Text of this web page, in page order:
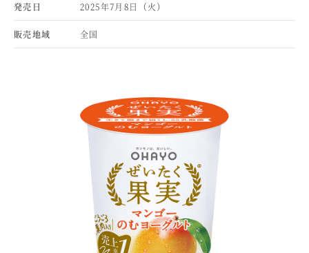
発売日 2025年7月8日（火）
販売地域 全国